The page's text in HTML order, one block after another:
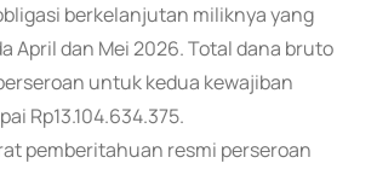
berkelanjutan miliknya yang
April dan Mei 2026. Total dana bruto
untuk kedua kewajiban
Rp13.104.634.375.
pemberitahuan resmi perseroan